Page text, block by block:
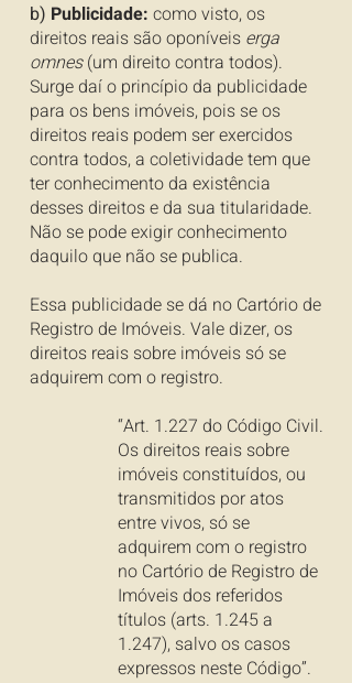
b) Publicidade: como visto, os
direitos reais são oponíveis erga
omnes(um direito contra todos).
Surge daí o princípio da publicidade
para os bens imóveis, pois se os
direitos reais podem ser exercidos
contra todos, a coletividade tem que
ter conhecimento da existência
desses direitos e da sua titularidade.
Não se pode exigir conhecimento
daquilo que não se publica.
Essa publicidade se dá no Cartório de
Registro de Imóveis. Vale dizer, os
direitos reais sobre imóveis só se
adquirem com o registro.
“Art. 1.227 do Código Civil.
Os direitos reais sobre
imóveis constituídos, ou
transmitidos por atos
entre vivos, só se
adquirem com o registro
no Cartório de Registro de
Imóveis dos referidos
títulos (arts. 1.245 a
1.247), salvo os casos
expressos neste Código”.